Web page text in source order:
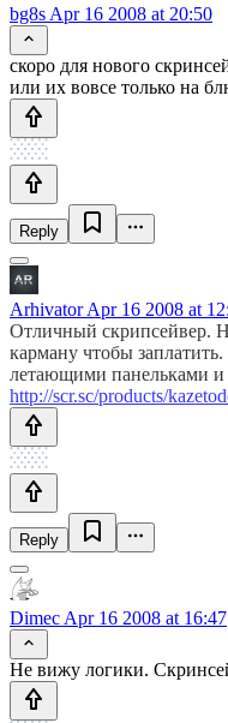
bg8s Apr 16 2008 at 20:50
скоро для нового
или их вовсе только на
Reply
ArhivatorApr 16 2008 at
Отличный скрипсейвер.
карману чтобы
летающими панельками и
http://scr.sc/products/
Reply
Dimec Apr 16 2008 at 16:47
Не вижу логики.